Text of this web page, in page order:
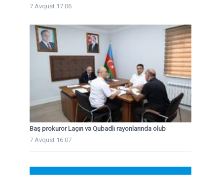
7 Avqust 17:06
Baş prokuror Laçın və Qubadlı rayonlarında olub
7 Avqust 16:07